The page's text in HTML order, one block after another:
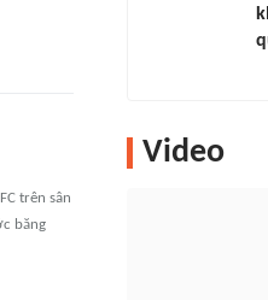
trên sân
băng
Video